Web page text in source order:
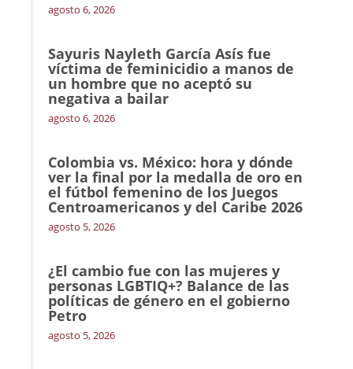
agosto 6, 2026
Sayuris Nayleth García Asís fue
víctima de feminicidio a manos de
un hombre que no aceptó su
negativa a bailar
agosto 6, 2026
Colombia vs. México: hora y dónde
ver la final por la medalla de oro en
el fútbol femenino de los Juegos
Centroamericanos y del Caribe 2026
agosto 5, 2026
¿El cambio fue con las mujeres y
personas LGBTIQ+? Balance de las
políticas de género en el gobierno
Petro
agosto 5, 2026